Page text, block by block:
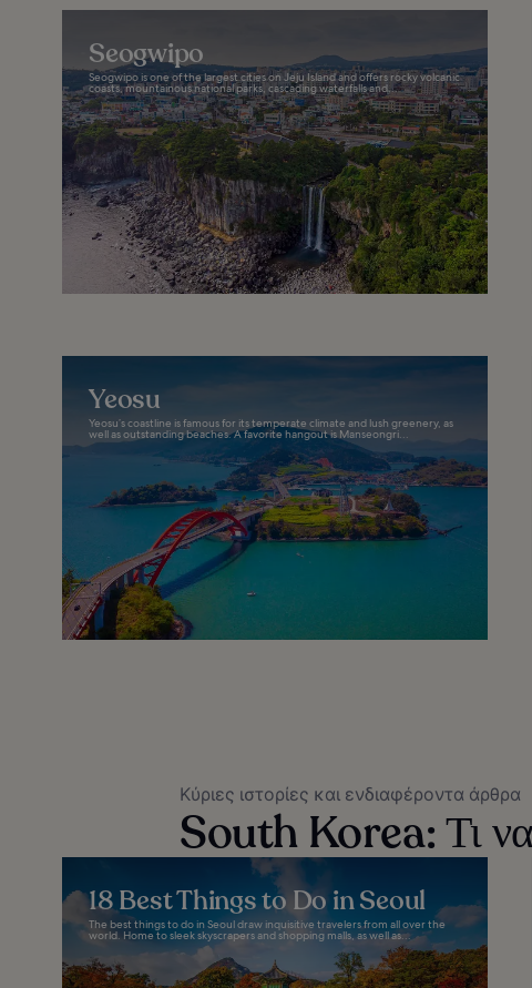
Seogwipo
Seogwipo is one of the largest cities on Jeju Island and offers rocky volcanic
coasts, mountainous national parks, cascading waterfalls and...
Yeosu
Yeosu’s coastline is famous for its temperate climate and lush greenery, as
well as outstanding beaches. A favorite hangout is Manseongri...
Κύριες ιστορίες και ενδιαφέροντα άρθρα
South Korea: Τι να
18 Best Things to Do in Seoul
The best things to do in Seoul draw inquisitive travelers from all over the
world. Home to sleek skyscrapers and shopping malls, as well as...